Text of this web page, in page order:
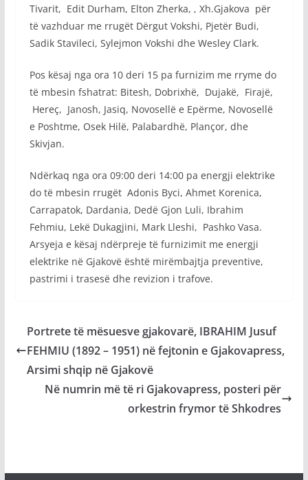
Tivarit, Edit Durham, Elton Zherka, , Xh.Gjakova për
të vazhduar me rrugët Dërgut Vokshi, Pjetër Budi,
Sadik Stavileci, Sylejmon Vokshi dhe Wesley Clark.
Pos kësaj nga ora 10 deri 15 pa furnizim me rryme do
të mbesin fshatrat: Bitesh, Dobrixhë, Dujakë, Firajë,
Hereç, Janosh, Jasiq, Novosellë e Epërme, Novosellë
e Poshtme, Osek Hilë, Palabardhë, Plançor, dhe
Skivjan.
Ndërkaq nga ora 09:00 deri 14:00 pa energji elektrike
do të mbesin rrugët Adonis Byci, Ahmet Korenica,
Carrapatok, Dardania, Dedë Gjon Luli, Ibrahim
Fehmiu, Lekë Dukagjini, Mark Lleshi, Pashko Vasa.
Arsyeja e kësaj ndërpreje të furnizimit me energji
elektrike në Gjakovë është mirëmbajtja preventive,
pastrimi i trasesë dhe revizion i trafove.
Portrete të mësuesve gjakovarë, IBRAHIM Jusuf
FEHMIU (1892 – 1951) në fejtonin e Gjakovapress,
Arsimi shqip në Gjakovë
Në numrin më të ri Gjakovapress, posteri për
orkestrin frymor të Shkodres